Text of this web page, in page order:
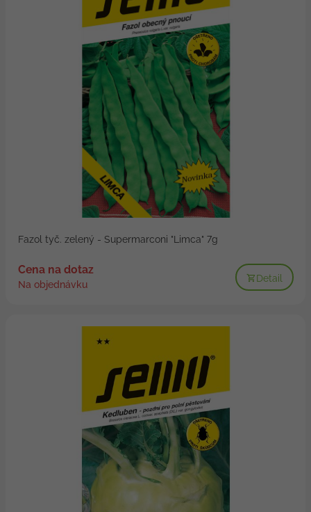
Fazol tyč. zelený - Supermarconi "Limca" 7g
Cena na dotaz
Na objednávku
Detail